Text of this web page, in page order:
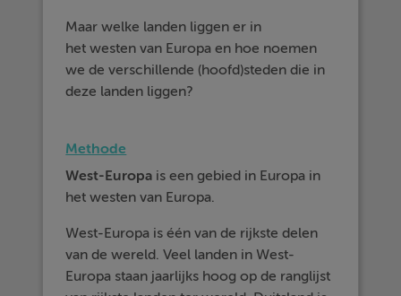
Maar welke landen liggen er in
het westen van Europa en hoe noemen
we de verschillende (hoofd)steden die in
deze landen liggen?
Methode
West-Europa is een gebied in Europa in
het westen van Europa.
West-Europa is één van de rijkste delen
van de wereld. Veel landen in West-
Europa staan jaarlijks hoog op de ranglijst